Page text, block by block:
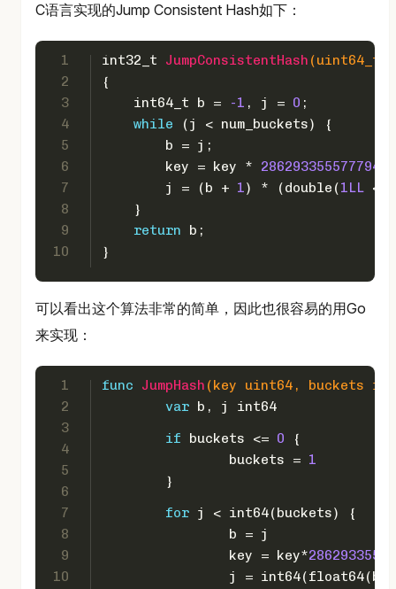
C语言实现的Jump Consistent Hash如下：
1
2
3
4
5
6
7
8
9
10
int32_t JumpConsistentHash (uint64_t
{
int64_t b = -1 , j = 0 ;
while (j < num_buckets) {
        b = j;
        key = key *
        j = (b +
1) * (double (1LL <<
    }
return b;
}
可以看出这个算法非常的简单，因此也很容易的用Go
来实现：
1
2
3
4
5
6
7
8
9
10
func JumpHash (key uint64 , buckets int
var b, j int64
if buckets <= 0 {
		buckets =
1
	}
for j < int64(buckets) {
		b = j
		key = key*
		j =
int64(float64(b+